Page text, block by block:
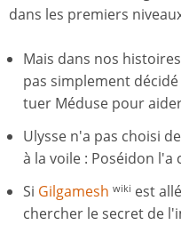
dans les premiers
Mais dans nos
pas simplement
tuer Méduse pour
Ulysse n'a pas choisi
à la voile : Poséidon
Si Gilgamesh wiki est
chercher le secret de